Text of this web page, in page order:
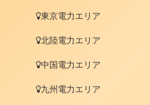
東京電力エリア
北陸電力エリア
中国電力エリア
九州電力エリア